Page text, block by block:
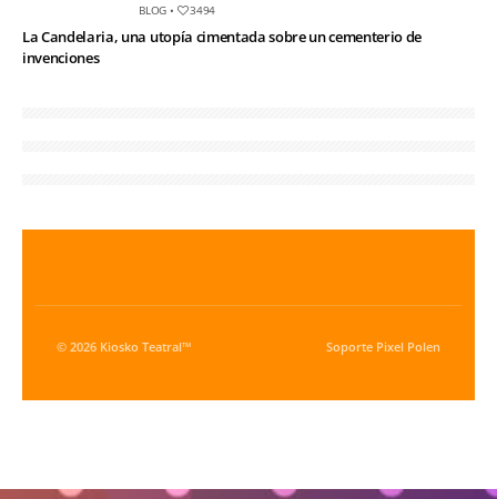
BLOG • 3494
La Candelaria, una utopía cimentada sobre un cementerio de
invenciones
© 2026 Kiosko Teatral™ Soporte Pixel Polen